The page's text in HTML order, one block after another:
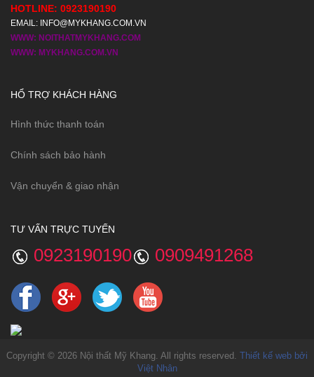
HOTLINE: 0923190190
EMAIL: INFO@MYKHANG.COM.VN
WWW: NOITHATMYKHANG.COM
WWW: MYKHANG.COM.VN
HỔ TRỢ KHÁCH HÀNG
Hình thức thanh toán
Chính sách bảo hành
Vận chuyển & giao nhận
TƯ VẤN TRỰC TUYẾN
0923190190 0909491268
Copyright © 2026 Nội thất Mỹ Khang. All rights reserved. Thiết kế web bởi
Việt Nhân